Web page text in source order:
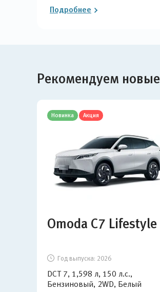
Подробнее
Рекомендуем новые
Новинка Акция
Omoda C7 Lifestyle
Год выпуска: 2026
DCT 7, 1,598 л, 150 л.с.,
Бензиновый, 2WD, Белый